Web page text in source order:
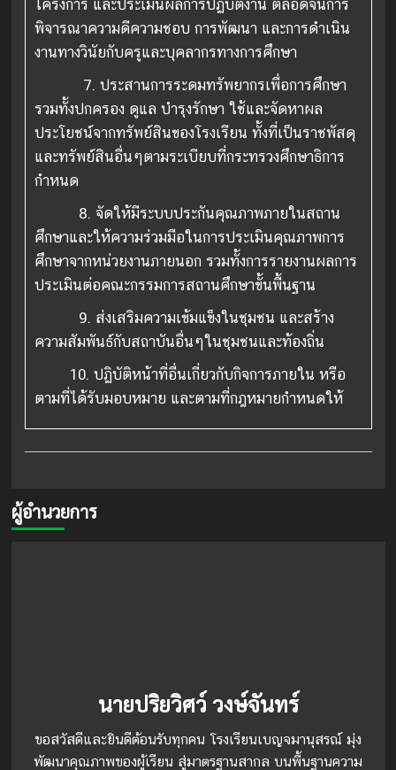
โครงการ และประเมินผลการปฏิบัติงาน ตลอดจนการ
พิจารณาความดีความชอบ การพัฒนา และการดำเนิน
งานทางวินัยกับครูและบุคลากรทางการศึกษา
7. ประสานการระดมทรัพยากรเพื่อการศึกษา
รวมทั้งปกครอง ดูแล บำรุงรักษา ใช้และจัดหาผล
ประโยชน์จากทรัพย์สินของโรงเรียน ทั้งที่เป็นราชพัสดุ
และทรัพย์สินอื่นๆตามระเบียบที่กระทรวงศึกษาธิการ
กำหนด
8. จัดให้มีระบบประกันคุณภาพภายในสถาน
ศึกษาและให้ความร่วมมือในการประเมินคุณภาพการ
ศึกษาจากหน่วยงานภายนอก รวมทั้งการรายงานผลการ
ประเมินต่อคณะกรรมการสถานศึกษาขั้นพื้นฐาน
9. ส่งเสริมความเข้มแข็งในชุมชน และสร้าง
ความสัมพันธ์กับสถาบันอื่นๆในชุมชนและท้องถิ่น
10. ปฏิบัติหน้าที่อื่นเกี่ยวกับกิจการภายใน หรือ
ตามที่ได้รับมอบหมาย และตามที่กฎหมายกำหนดให้
ผู้อำนวยการ
นายปริยวิศว์ วงษ์จันทร์
ขอสวัสดีและยินดีต้อนรับทุกคน โรงเรียนเบญจมานุสรณ์ มุ่ง
พัฒนาคุณภาพของผู้เรียน สู่มาตรฐานสากล บนพื้นฐานความ